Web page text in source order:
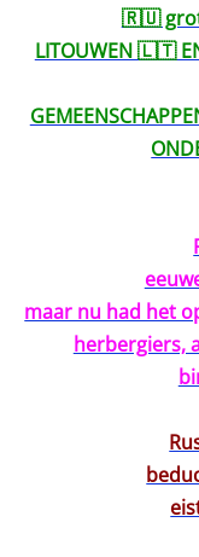
🇷🇺
LITOUWEN 🇱🇹
maar nu had het
herbergiers,